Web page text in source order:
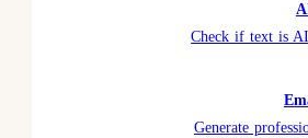
Check if text is
Generate